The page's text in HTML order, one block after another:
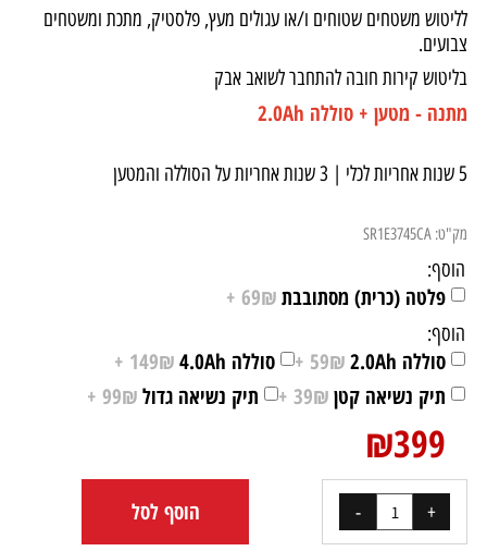
לליטוש משטחים שטוחים ו/או עגולים מעץ, פלסטיק, מתכת ומשטחים
צבועים.
בליטוש קירות חובה להתחבר לשואב אבק
מתנה - מטען + סוללה 2.0Ah
5 שנות אחריות לכלי | 3 שנות אחריות על הסוללה והמטען
מק"ט: SR1E3745CA
הוסף:
פלטה (כרית) מסתובבת69₪ +
הוסף:
סוללה 2.0Ah 59₪ + סוללה 4.0Ah
149₪ +
תיק נשיאה קטן39₪ + תיק נשיאה גדול99₪ +
₪399
הוסף לסל